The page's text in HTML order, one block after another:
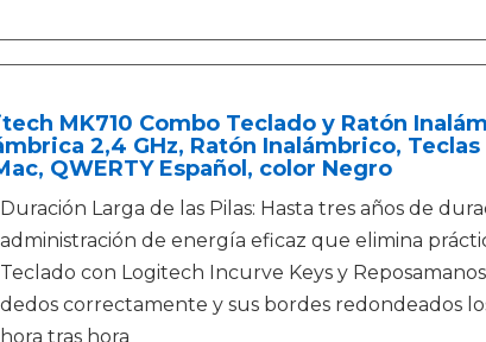
MK710 Combo Teclado y Ratón
2,4 GHz, Ratón Inalámbrico,
QWERTY Español, color Negro
Duración Larga de las Pilas: Hasta tres años de
administración de energía eficaz que elimina
Teclado con Logitech Incurve Keys y
dedos correctamente y sus bordes redondeados
hora tras hora